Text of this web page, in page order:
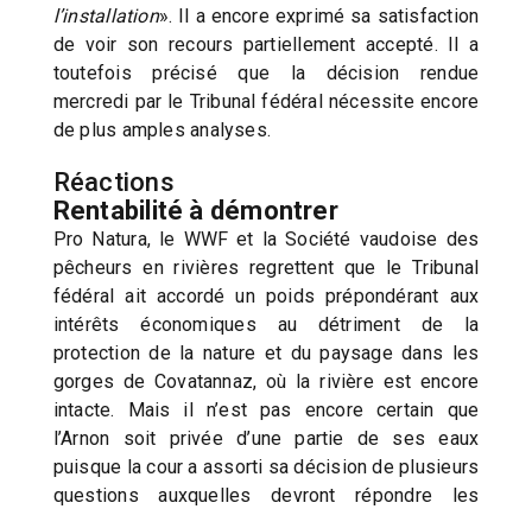
l’installation». Il a encore exprimé sa satisfaction
de voir son recours partiellement accepté. Il a
toutefois précisé que la décision rendue
mercredi par le Tribunal fédéral nécessite encore
de plus amples analyses.
Réactions
Rentabilité à démontrer
Pro Natura, le WWF et la Société vaudoise des
pêcheurs en rivières regrettent que le Tribunal
fédéral ait accordé un poids prépondérant aux
intérêts économiques au détriment de la
protection de la nature et du paysage dans les
gorges de Covatannaz, où la rivière est encore
intacte. Mais il n’est pas encore certain que
l’Arnon soit privée d’une partie de ses eaux
puisque la cour a assorti sa décision de plusieurs
questions auxquelles devront répondre les